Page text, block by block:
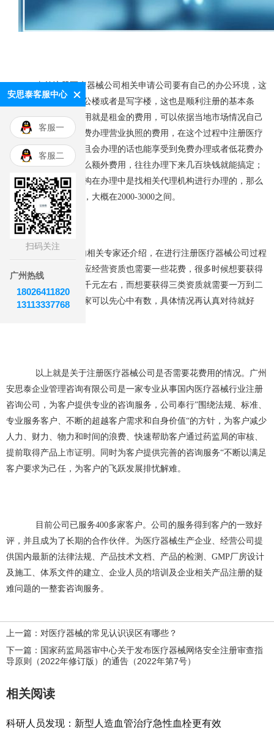
安思泰客服中心
客服一
客服二
扫码关注
广州热线
18026411820
13113337768
当前注册医疗器械公司相关申请公司要有自己的办公环境，这
种办公环境就是指办公楼或者是写字楼，这也是顺利注册的基本条
件，所花费的大概费用就是租金的费用，可以依据当地市场情况自己
估算；还有就是要花费办理营业执照的费用，在这个过程中注册医疗
器械公司不但不难而且会办理的话也能享受到免费办理或者低花费办
理的情况，多没有什么额外费用，往往办理下来几百块钱就能搞定；
当然了，如果申请机构在办理中是找相关代理机构进行办理的，那么
这个花费就会多一些，大概在2000-3000之间。
另外上述业内相关专家还介绍，在进行注册医疗器械公司过程
中，如果想要获得相应经营资质也需要一些花费，很多时候想要获得
二类资质就要花费三千元左右，而想要获得三类资质就需要一万到二
万元的花费，总之大家可以先心中有数，具体情况再认真对待就好
以上就是关于注册医疗器械公司是否需要花费用的情况。广州
安思泰企业管理咨询有限公司是一家专业从事国内医疗器械行业注册
咨询公司，为客户提供专业的咨询服务，公司奉行”围绕法规、标准、
专业服务客户、不断的超越客户需求和自身价值“的方针，为客户减少
人力、财力、物力和时间的浪费、快速帮助客户通过药监局的审核、
提前取得产品上市证明。同时为客户提供完善的咨询服务“不断以满足
客户要求为己任，为客户的飞跃发展排忧解难。
目前公司已服务400多家客户。公司的服务得到客户的一致好
评，并且成为了长期的合作伙伴。为医疗器械生产企业、经营公司提
供国内最新的法律法规、产品技术文档、产品的检测、GMP厂房设计
及施工、体系文件的建立、企业人员的培训及企业相关产品注册的疑
难问题的一整套咨询服务。
上一篇：对医疗器械的常见认识误区有哪些？
下一篇：国家药监局器审中心关于发布医疗器械网络安全注册审查指
导原则（2022年修订版）的通告（2022年第7号）
相关阅读
科研人员发现：新型人造血管治疗急性血栓更有效